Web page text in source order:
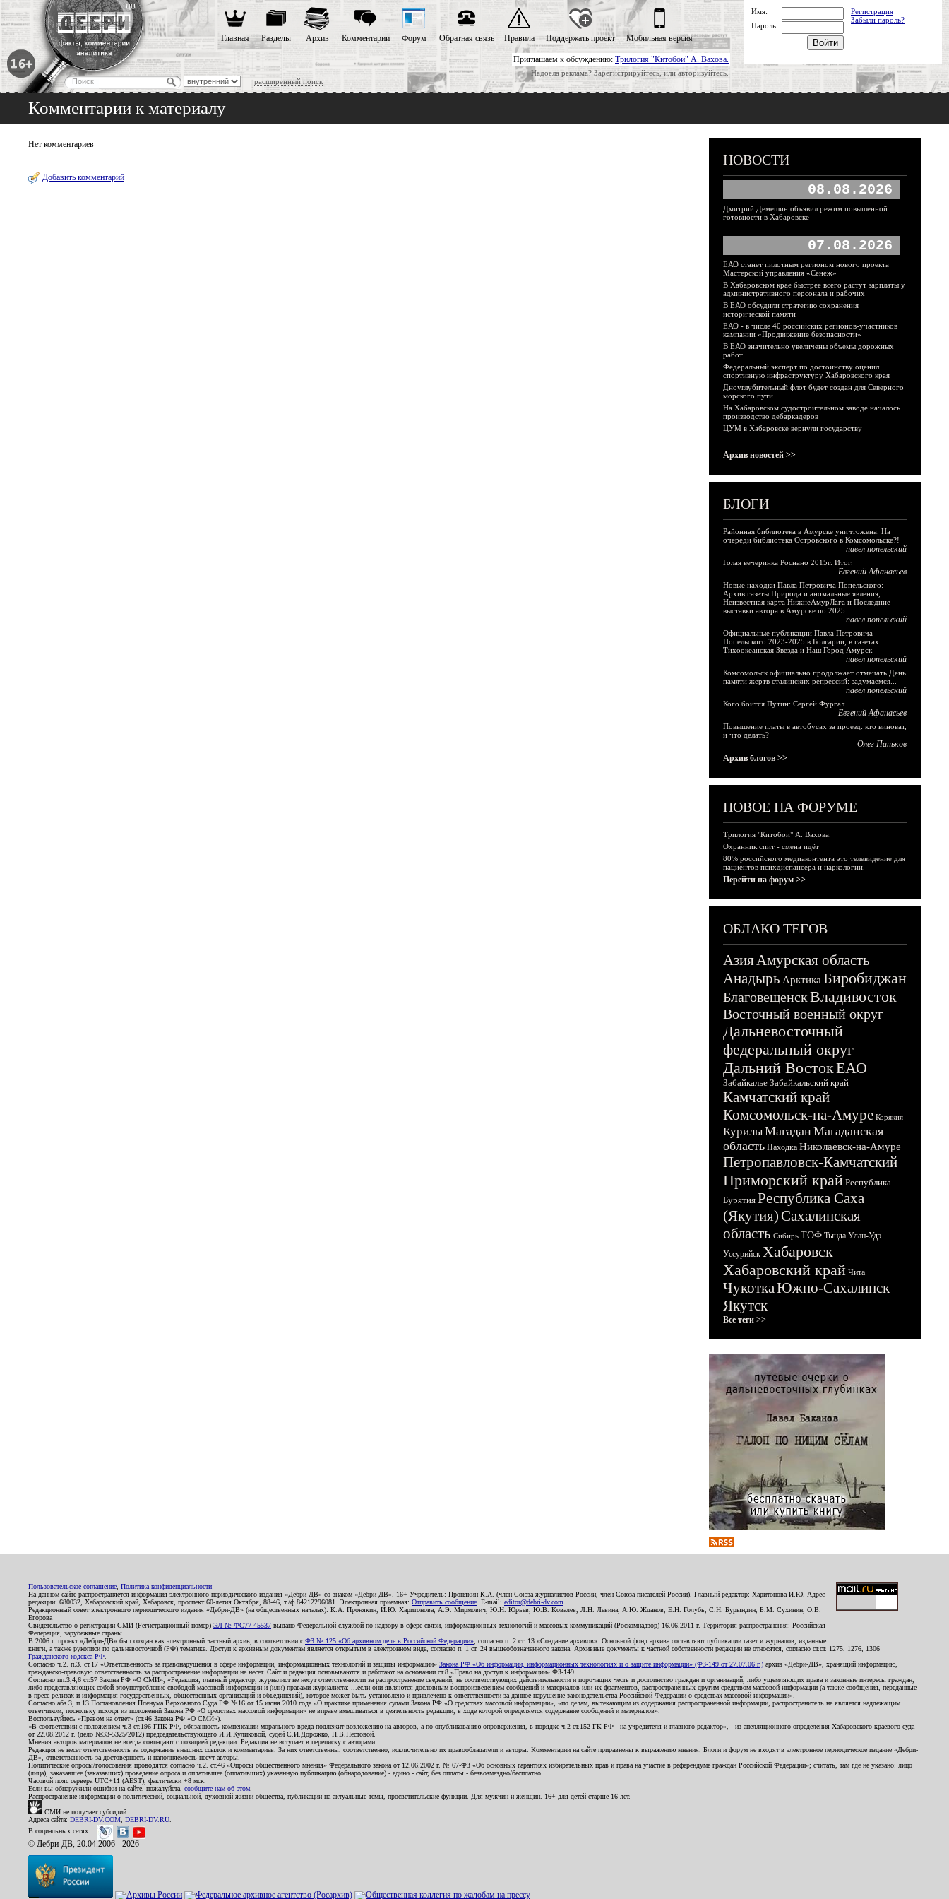
Приглашаем к обсуждению: Трилогия "Китобои" А. Вахова.
Надоела реклама? Зарегистрируйтесь, или авторизуйтесь.
расширенный поиск
Главная Разделы Архив Комментарии Форум Обратная связь Правила Поддержать проект Мобильная версия
Имя:
Регистрация
Забыли пароль?
Пароль:
Комментарии к материалу
Нет комментариев
Добавить комментарий
НОВОСТИ
08.08.2026
Дмитрий Демешин объявил режим повышенной
готовности в Хабаровске
07.08.2026
ЕАО станет пилотным регионом нового проекта
Мастерской управления «Сенеж»
В Хабаровском крае быстрее всего растут зарплаты у
административного персонала и рабочих
В ЕАО обсудили стратегию сохранения
исторической памяти
ЕАО - в числе 40 российских регионов-участников
кампании «Продвижение безопасности»
В ЕАО значительно увеличены объемы дорожных
работ
Федеральный эксперт по достоинству оценил
спортивную инфраструктуру Хабаровского края
Дноуглубительный флот будет создан для Северного
морского пути
На Хабаровском судостроительном заводе началось
производство дебаркадеров
ЦУМ в Хабаровске вернули государству
Архив новостей >>
БЛОГИ
Районная библиотека в Амурске уничтожена. На
очереди библиотека Островского в Комсомольске?!
павел попельский
Голая вечеринка Роснано 2015г. Итог.
Евгений Афанасьев
Новые находки Павла Петровича Попельского:
Архив газеты Природа и аномальные явления,
Неизвестная карта НижнеАмурЛага и Последние
выставки автора в Амурске по 2025
павел попельский
Официальные публикации Павла Петровича
Попельского 2023-2025 в Болгарии, в газетах
Тихоокеанская Звезда и Наш Город Амурск
павел попельский
Комсомольск официально продолжает отмечать День
памяти жертв сталинских репрессий: задумаемся...
павел попельский
Кого боится Путин: Сергей Фургал
Евгений Афанасьев
Повышение платы в автобусах за проезд: кто виноват,
и что делать?
Олег Паньков
Архив блогов >>
НОВОЕ НА ФОРУМЕ
Трилогия "Китобои" А. Вахова.
Охранник спит - смена идёт
80% российского медиаконтента это телевидение для
пациентов психдиспансера и наркологии.
Перейти на форум >>
ОБЛАКО ТЕГОВ
АзияАмурская область
Анадырь Арктика Биробиджан
БлаговещенскВладивосток
Восточный военный округ
Дальневосточный
федеральный округ
Дальний ВостокЕАО
Забайкалье Забайкальский край
Камчатский край
Комсомольск-на-Амуре Корякия
КурилыМагадан Магаданская
область Находка Николаевск-на-Амуре
Петропавловск-Камчатский
Приморский край Республика
Бурятия Республика Саха
(Якутия)Сахалинская
область Сибирь ТОФ Тында Улан-Удэ
Уссурийск Хабаровск
Хабаровский край Чита
ЧукоткаЮжно-Сахалинск
Якутск
Все теги >>
Пользовательское соглашение Политика конфиденциальности
На данном сайте распространяется информация электронного периодического издания «Дебри-ДВ» со знаком «Дебри-ДВ». 16+ Учредитель: Пронякин К.А. (член Союза журналистов России, член Союза писателей России). Главный редактор: Харитонова И.Ю. Адрес
редакции: 680032, Хабаровский край, Хабаровск, проспект 60-летия Октября, 88-46, т./ф.84212296081. Электронная приемная: Отправить сообщение . E-mail: editor@debri-dv.com
Редакционный совет электронного периодического издания «Дебри-ДВ» (на общественных началах): К.А. Пронякин, И.Ю. Харитонова, А.Э. Мирмович, Ю.Н. Юрьев, Ю.В. Ковалев, Л.Н. Левина, А.Ю. Жданов, Е.Н. Голубь, С.Н. Бурындин, Б.М. Сухинин, О.В.
Егорова
Свидетельство о регистрации СМИ (Регистрационный номер) ЭЛ № ФС77-45537 выдано Федеральной службой по надзору в сфере связи, информационных технологий и массовых коммуникаций (Роскомнадзор) 16.06.2011 г. Территория распространения: Российская
Федерация, зарубежные страны.
В 2006 г. проект «Дебри-ДВ» был создан как электронный частный архив, в соответствии с ФЗ № 125 «Об архивном деле в Российской Федерации» , согласно п. 2 ст. 13 «Создание архивов». Основной фонд архива составляют публикации газет и журналов, изданные
книги, а также рукописи по дальневосточной (РФ) тематике. Доступ к архивным документам является открытым в электронном виде, согласно п. 1 ст. 24 вышеобозначенного закона. Архивные документы к частной собственности редакции не относятся, согласно ст.ст. 1275, 1276, 1306
Гражданского кодекса РФ
Согласно ч.2. п.3. ст.17 «Ответственность за правонарушения в сфере информации, информационных технологий и защиты информации» Закона РФ «Об информации, информационных технологиях и о защите информации» (ФЗ-149 от 27.07.06 г.) архив «Дебри-ДВ», хранящий информацию,
гражданско-правовую ответственность за распространение информации не несет. Сайт и редакция основываются и работают на основании ст.8 «Право на доступ к информации» ФЗ-149.
Согласно пп.3,4,6 ст.57 Закона РФ «О СМИ», «Редакция, главный редактор, журналист не несут ответственности за распространение сведений, не соответствующих действительности и порочащих честь и достоинство граждан и организаций, либо ущемляющих права и законные интересы граждан,
либо представляющих собой злоупотребление свободой массовой информации и (или) правами журналиста: ...если они являются дословным воспроизведением сообщений и материалов или их фрагментов, распространенных другим средством массовой информации (а также сообщения, переданные
в пресс-релизах и информация государственных, общественных организаций и объединений), которое может быть установлено и привлечено к ответственности за данное нарушение законодательства Российской Федерации о средствах массовой информации».
Согласно абз.3, п.13 Постановления Пленума Верховного Суда РФ №16 от 15 июня 2010 года «О практике применения судами Закона РФ «О средствах массовой информации», «по делам, вытекающим из содержания распространенной информации, распространитель не является надлежащим
ответчиком, поскольку исходя из положений Закона РФ «О средствах массовой информации» не вправе вмешиваться в деятельность редакции, в ходе которой определяется содержание сообщений и материалов».
Воспользуйтесь «Правом на ответ» (ст.46 Закона РФ «О СМИ»).
«В соответствии с положением ч.3 ст.196 ГПК РФ, обязанность компенсации морального вреда подлежит возложению на авторов, а по опубликованию опровержения, в порядке ч.2 ст.152 ГК РФ - на учредителя и главного редактор», - из апелляционного определения Хабаровского краевого суда
от 22.08.2012 г. (дело №33-5325/2012) председательствующего И.И.Куликовой, судей С.И.Дорожко, Н.В.Пестовой.
Мнения авторов материалов не всегда совпадают с позицией редакции. Редакция не вступает в переписку с авторами.
Редакция не несет ответственность за содержание внешних ссылок и комментариев. За них ответственны, соответственно, исключительно их правообладатели и авторы. Комментарии на сайте приравнены к выражению мнения. Блоги и форум не входят в электронное периодическое издание «Дебри-
ДВ», ответственность за достоверность и наполняемость несут авторы.
Политические опросы/голосования проводятся согласно ч.2. ст.46 «Опросы общественного мнения» Федерального закона от 12.06.2002 г. № 67-ФЗ «Об основных гарантиях избирательных прав и права на участие в референдуме граждан Российской Федерации»; считать, там где не указано: лицо
(лица), заказавшее (заказавших) проведение опроса и оплатившее (оплативших) указанную публикацию (обнародование) - едино - сайт, без оплаты - безвозмездно/бесплатно.
Часовой пояс сервера UTC+11 (AEST), фактически +8 мск.
Если вы обнаружили ошибки на сайте, пожалуйста, сообщите нам об этом
Распространение информации о политической, социальной, духовной жизни общества, публикации на актуальные темы, просветительские функции. Для мужчин и женщин. 16+ для детей старше 16 лет.
СМИ не получает субсидий.
Адреса сайта: DEBRI-DV.COM DEBRI-DV.RU
В социальных сетях:
© Дебри-ДВ, 20.04.2006 - 2026